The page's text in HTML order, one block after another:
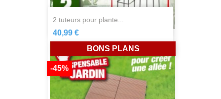
2 tuteurs pour plante...
40,99 €
-45%
BONS PLANS